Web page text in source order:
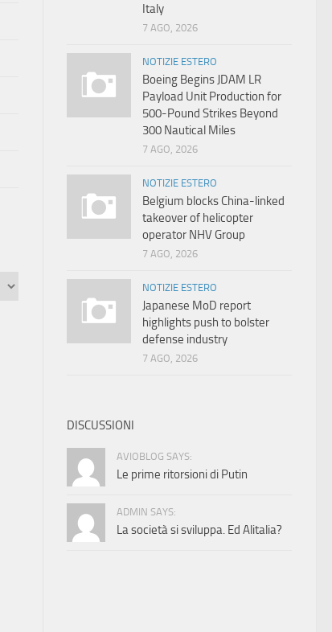
Italy
7 AGO, 2026
NOTIZIE ESTERO
Boeing Begins JDAM LR
Payload Unit Production for
500-Pound Strikes Beyond
300 Nautical Miles
7 AGO, 2026
NOTIZIE ESTERO
Belgium blocks China-linked
takeover of helicopter
operator NHV Group
7 AGO, 2026
NOTIZIE ESTERO
Japanese MoD report
highlights push to bolster
defense industry
7 AGO, 2026
DISCUSSIONI
AVIOBLOG SAYS:
Le prime ritorsioni di Putin
ADMIN SAYS:
La società si sviluppa. Ed Alitalia?